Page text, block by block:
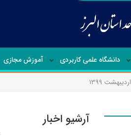
دانشگاه علمی کاربردی آموزش مجازی
اردیبهشت ۱۳۹۹
آرشیو اخبار